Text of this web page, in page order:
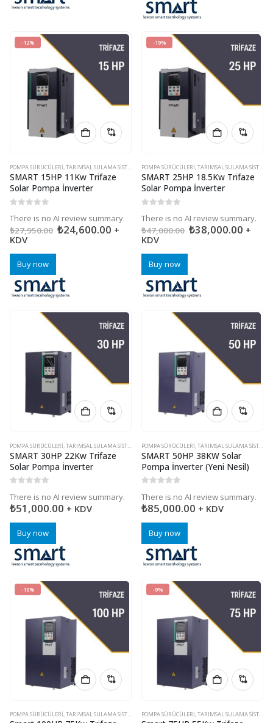
-12%
POMPA SÜRÜCÜLERI,TARIMSAL SULAMA SISTEMLERI
SMART 15HP 11Kw Trifaze
Solar Pompa İnverter
There is no AI review summary.
₺27,950.00 ₺24,600.00 +
KDV
Buy now
-19%
POMPA SÜRÜCÜLERI,TARIMSAL SULAMA SISTEMLERI
SMART 25HP 18.5Kw Trifaze
Solar Pompa İnverter
There is no AI review summary.
₺47,000.00 ₺38,000.00 +
KDV
Buy now
POMPA SÜRÜCÜLERI,TARIMSAL SULAMA SISTEMLERI
SMART 30HP 22Kw Trifaze
Solar Pompa İnverter
There is no AI review summary.
₺51,000.00 + KDV
Buy now
POMPA SÜRÜCÜLERI,TARIMSAL SULAMA SISTEMLERI
SMART 50HP 38KW Solar
Pompa İnverter (Yeni Nesil)
There is no AI review summary.
₺85,000.00 + KDV
Buy now
-10%
POMPA SÜRÜCÜLERI,TARIMSAL SULAMA SISTEMLERI
-9%
POMPA SÜRÜCÜLERI,TARIMSAL SULAMA SISTEMLERI